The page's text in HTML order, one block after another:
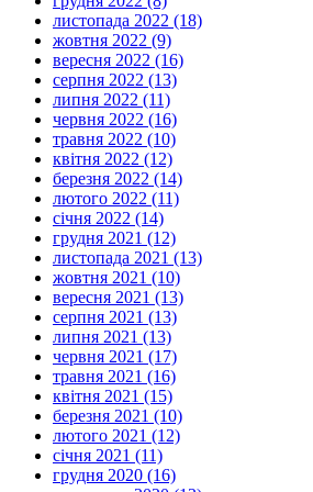
листопада 2022 (18)
жовтня 2022 (9)
вересня 2022 (16)
серпня 2022 (13)
липня 2022 (11)
червня 2022 (16)
травня 2022 (10)
квітня 2022 (12)
березня 2022 (14)
лютого 2022 (11)
січня 2022 (14)
грудня 2021 (12)
листопада 2021 (13)
жовтня 2021 (10)
вересня 2021 (13)
серпня 2021 (13)
липня 2021 (13)
червня 2021 (17)
травня 2021 (16)
квітня 2021 (15)
березня 2021 (10)
лютого 2021 (12)
січня 2021 (11)
грудня 2020 (16)